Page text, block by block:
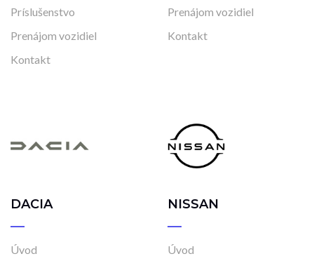
Príslušenstvo
Prenájom vozidiel
Kontakt
Prenájom vozidiel
Kontakt
DACIA
Úvod
NISSAN
Úvod